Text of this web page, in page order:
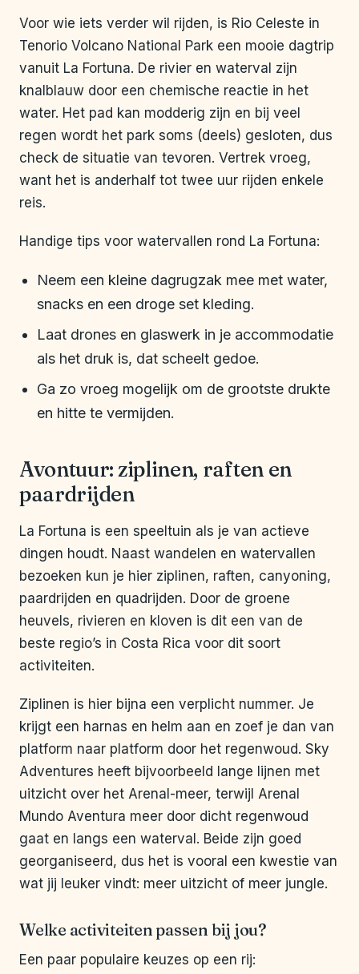
Voor wie iets verder wil rijden, is Rio Celeste in
Tenorio Volcano National Park een mooie dagtrip
vanuit La Fortuna. De rivier en waterval zijn
knalblauw door een chemische reactie in het
water. Het pad kan modderig zijn en bij veel
regen wordt het park soms (deels) gesloten, dus
check de situatie van tevoren. Vertrek vroeg,
want het is anderhalf tot twee uur rijden enkele
reis.
Handige tips voor watervallen rond La Fortuna:
Neem een kleine dagrugzak mee met water,
snacks en een droge set kleding.
Laat drones en glaswerk in je accommodatie
als het druk is, dat scheelt gedoe.
Ga zo vroeg mogelijk om de grootste drukte
en hitte te vermijden.
Avontuur: ziplinen, raften en
paardrijden
La Fortuna is een speeltuin als je van actieve
dingen houdt. Naast wandelen en watervallen
bezoeken kun je hier ziplinen, raften, canyoning,
paardrijden en quadrijden. Door de groene
heuvels, rivieren en kloven is dit een van de
beste regio’s in Costa Rica voor dit soort
activiteiten.
Ziplinen is hier bijna een verplicht nummer. Je
krijgt een harnas en helm aan en zoef je dan van
platform naar platform door het regenwoud. Sky
Adventures heeft bijvoorbeeld lange lijnen met
uitzicht over het Arenal-meer, terwijl Arenal
Mundo Aventura meer door dicht regenwoud
gaat en langs een waterval. Beide zijn goed
georganiseerd, dus het is vooral een kwestie van
wat jij leuker vindt: meer uitzicht of meer jungle.
Welke activiteiten passen bij jou?
Een paar populaire keuzes op een rij: